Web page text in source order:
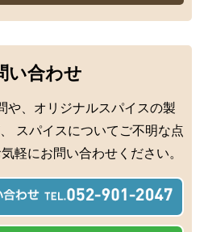
い合わせ
や、オリジナルスパイスの製
スパイスについてご不明な点
軽にお問い合わせください。